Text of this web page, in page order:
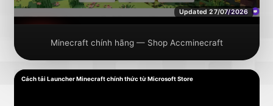
Updated 27/07/2026
Minecraft chính hãng — Shop Accminecraft
Cách tải Launcher Minecraft chính thức từ Microsoft Store